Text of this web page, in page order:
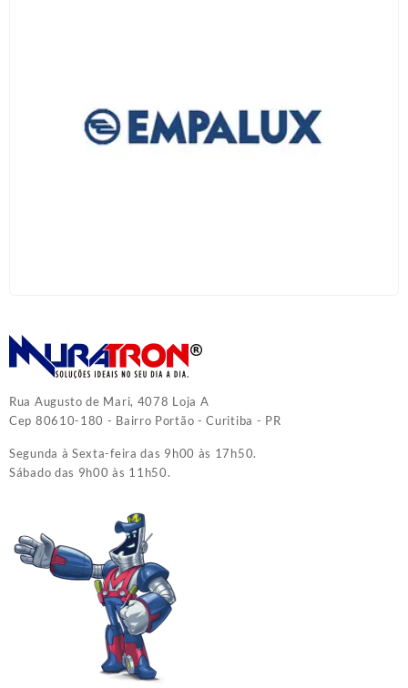
Rua Augusto de Mari, 4078 Loja A
Cep 80610-180 - Bairro Portão - Curitiba - PR
Segunda à Sexta-feira das 9h00 às 17h50.
Sábado das 9h00 às 11h50.